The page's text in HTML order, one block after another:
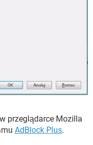
przeglądarce Mozilla
AdBlock Plus.